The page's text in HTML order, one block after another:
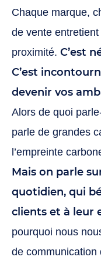
Chaque marque,
de vente
proximité. C’est
C’est
devenir vos
Alors de quoi
parle de grandes
l’empreinte
Mais on parle
quotidien, qui
clients et à leur
pourquoi nous
de communication